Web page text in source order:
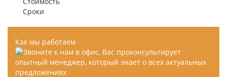
Сроки
Как мы работаем